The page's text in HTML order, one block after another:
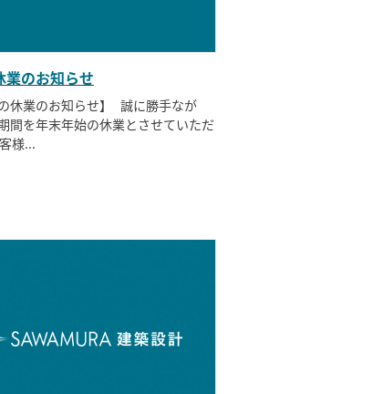
業のお知らせ
の休業のお知らせ】 誠に勝手なが
間を年末年始の休業とさせていただ
様...